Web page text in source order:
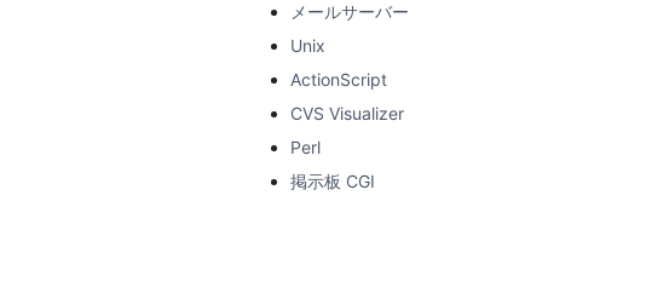
メールサーバー
Unix
ActionScript
CVS Visualizer
Perl
掲示板 CGI